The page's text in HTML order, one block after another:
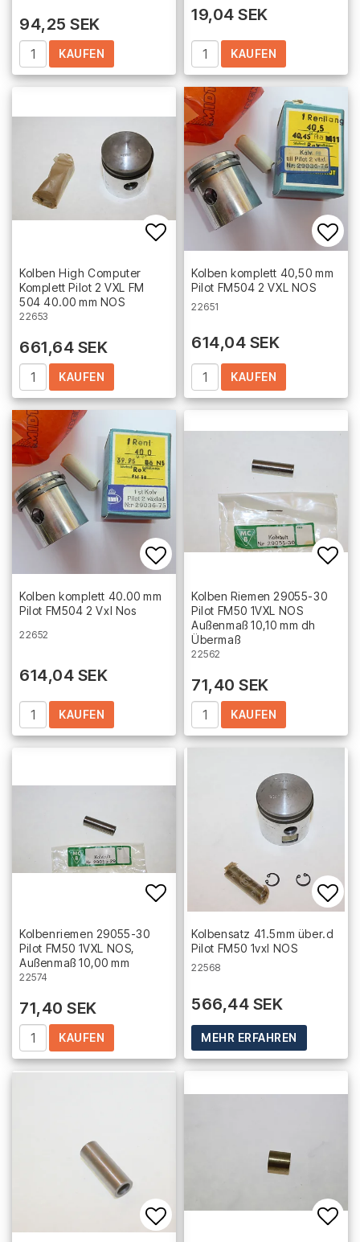
94,25 SEK
KAUFEN
19,04 SEK
KAUFEN
Add to list of favorites
Kolben High Computer
Komplett Pilot 2 VXL FM
504 40.00 mm NOS
22653
661,64 SEK
KAUFEN
Kolben komplett 40,50 mm
Pilot FM504 2 VXL NOS
22651
614,04 SEK
KAUFEN
Add to list of favorites
Kolben komplett 40.00 mm
Pilot FM504 2 Vxl Nos
22652
614,04 SEK
KAUFEN
Kolben Riemen 29055-30
Pilot FM50 1VXL NOS
Außenmaß 10,10 mm dh
Übermaß
22562
71,40 SEK
KAUFEN
Add to list of favorites
Kolbenriemen 29055-30
Pilot FM50 1VXL NOS,
Außenmaß 10,00 mm
22574
71,40 SEK
KAUFEN
Kolbensatz 41.5mm über.d
Pilot FM50 1vxl NOS
22568
566,44 SEK
MEHR ERFAHREN